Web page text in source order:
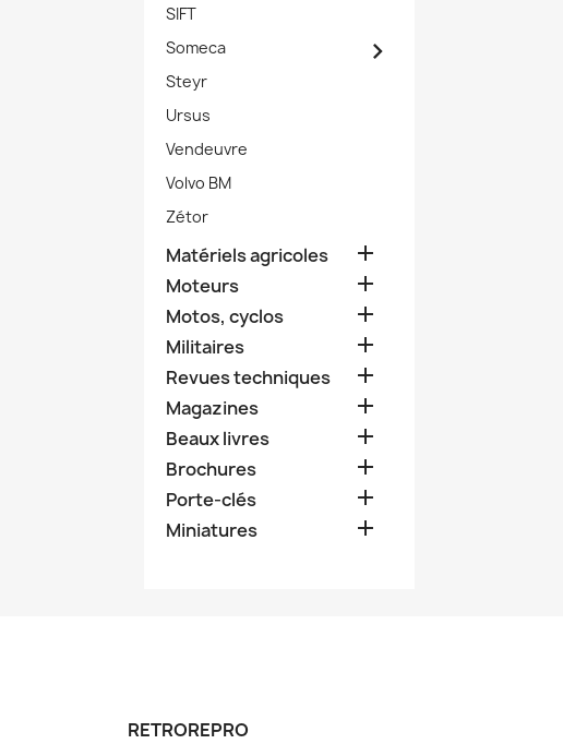
SIFT
Someca

Steyr
Ursus
Vendeuvre
Volvo BM
Zétor
Matériels agricoles 
Moteurs 
Motos, cyclos 
Militaires 
Revues techniques 
Magazines 
Beaux livres 
Brochures 
Porte-clés 
Miniatures 
RETROREPRO